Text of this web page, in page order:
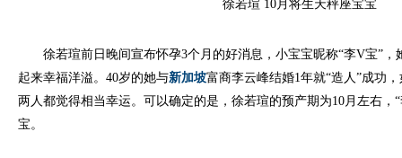
徐若瑄 10月将生天秤座宝宝
徐若瑄前日晚间宣布怀孕3个月的好消息，小宝宝昵称“李V宝”，
起来幸福洋溢。40岁的她与新加坡富商李云峰结婚1年就“造人”成功
两人都觉得相当幸运。可以确定的是，徐若瑄的预产期为10月左右，
宝。